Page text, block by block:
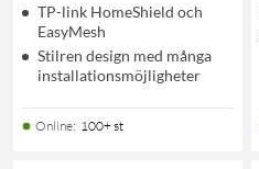
TP-link HomeShield och
EasyMesh
Stilren design med många
installationsmöjligheter
Online: 100+ st